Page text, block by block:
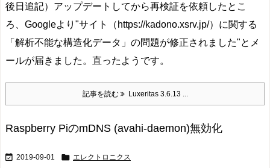
後日追記）アップデートしてから再検証を依頼したとこ
ろ、Googleより"サイト（https://kadono.xsrv.jp/）に関する
「解析不能な構造化データ」の問題が修正されました"とメ
ールが届きました。直ったようです。
記事を読む Luxeritas 3.6.13 ...
Raspberry PiのmDNS (avahi-daemon)無効化
 2019-09-01  エレクトロニクス